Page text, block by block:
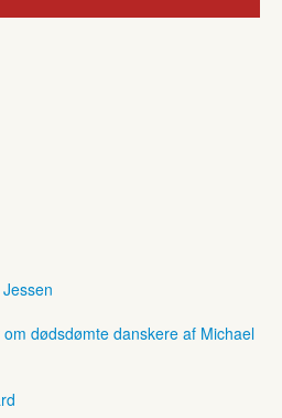
dødsdømte danskere af Michael